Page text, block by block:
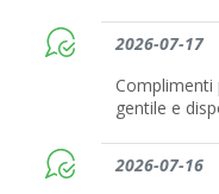
2026-07-17
gentile e
2026-07-16